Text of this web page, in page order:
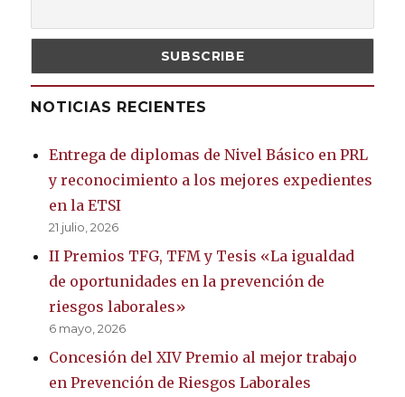
NOTICIAS RECIENTES
Entrega de diplomas de Nivel Básico en PRL
y reconocimiento a los mejores expedientes
en la ETSI
21 julio, 2026
II Premios TFG, TFM y Tesis «La igualdad
de oportunidades en la prevención de
riesgos laborales»
6 mayo, 2026
Concesión del XIV Premio al mejor trabajo
en Prevención de Riesgos Laborales